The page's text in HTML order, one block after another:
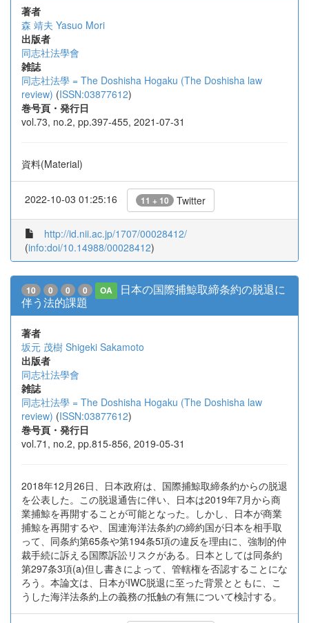
著者
森 靖夫 Yasuo Mori
出版者
同志社法學會
雑誌
同志社法學 = The Doshisha Hogaku (The Doshisha law
review) (ISSN:03877612)
巻号頁・発行日
vol.73, no.2, pp.397-455, 2021-07-31
資料(Material)
2022-10-03 01:25:16 11 + 10 Twitter
http://id.nii.ac.jp/1707/00028412/
(info:doi/10.14988/00028412)
10 0 0 0 OA
日本の国際捕鯨取締条約の脱退に
伴う法的課題
著者
坂元 茂樹 Shigeki Sakamoto
出版者
同志社法學會
雑誌
同志社法學 = The Doshisha Hogaku (The Doshisha law
review) (ISSN:03877612)
巻号頁・発行日
vol.71, no.2, pp.815-856, 2019-05-31
2018年12月26日、日本政府は、国際捕鯨取締条約からの脱退
を公表した。この脱退通告に伴い、日本は2019年7月から商
業捕鯨を再開することが可能となった。しかし、日本が商業
捕鯨を再開するや、国連海洋法条約の締約国が日本を相手取
って、同条約第65条や第194条5項の違反を理由に、強制的仲
裁手続に訴える国際訴訟リスクがある。日本としては同条約
第297条3項(a)但し書きによって、管轄権を否認することにな
ろう。本論文は、日本がIWC脱退に至った背景とともに、こ
うした海洋法条約上の義務の抵触の有無について検討する。